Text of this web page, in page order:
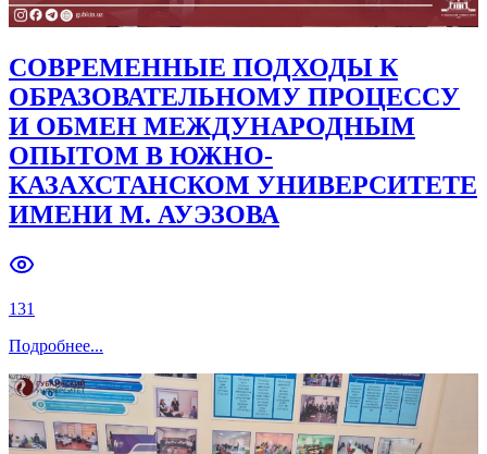
СОВРЕМЕННЫЕ ПОДХОДЫ К
ОБРАЗОВАТЕЛЬНОМУ ПРОЦЕССУ
И ОБМЕН МЕЖДУНАРОДНЫМ
ОПЫТОМ В ЮЖНО-
КАЗАХСТАНСКОМ УНИВЕРСИТЕТЕ
ИМЕНИ М. АУЭЗОВА
131
Подробнее...